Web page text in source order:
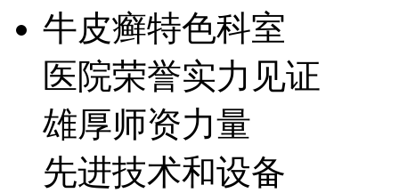
牛皮癣特色科室
医院荣誉实力见证
雄厚师资力量
先进技术和设备